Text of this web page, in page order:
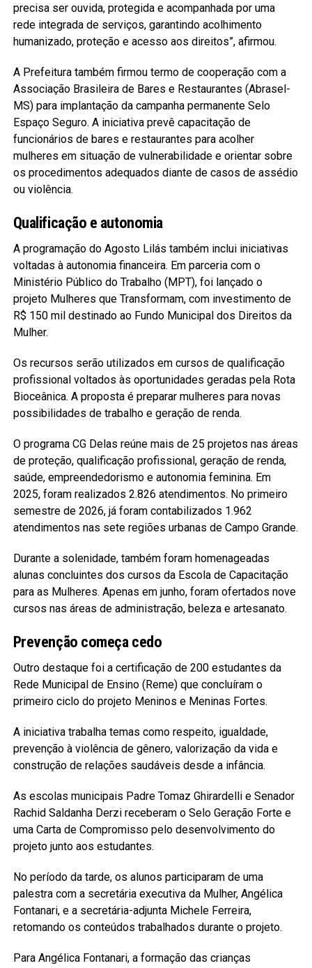
precisa ser ouvida, protegida e acompanhada por uma
rede integrada de serviços, garantindo acolhimento
humanizado, proteção e acesso aos direitos”, afirmou.
A Prefeitura também firmou termo de cooperação com a
Associação Brasileira de Bares e Restaurantes (Abrasel-
MS) para implantação da campanha permanente Selo
Espaço Seguro. A iniciativa prevê capacitação de
funcionários de bares e restaurantes para acolher
mulheres em situação de vulnerabilidade e orientar sobre
os procedimentos adequados diante de casos de assédio
ou violência.
Qualificação e autonomia
A programação do Agosto Lilás também inclui iniciativas
voltadas à autonomia financeira. Em parceria com o
Ministério Público do Trabalho (MPT), foi lançado o
projeto Mulheres que Transformam, com investimento de
R$ 150 mil destinado ao Fundo Municipal dos Direitos da
Mulher.
Os recursos serão utilizados em cursos de qualificação
profissional voltados às oportunidades geradas pela Rota
Bioceânica. A proposta é preparar mulheres para novas
possibilidades de trabalho e geração de renda.
O programa CG Delas reúne mais de 25 projetos nas áreas
de proteção, qualificação profissional, geração de renda,
saúde, empreendedorismo e autonomia feminina. Em
2025, foram realizados 2.826 atendimentos. No primeiro
semestre de 2026, já foram contabilizados 1.962
atendimentos nas sete regiões urbanas de Campo Grande.
Durante a solenidade, também foram homenageadas
alunas concluintes dos cursos da Escola de Capacitação
para as Mulheres. Apenas em junho, foram ofertados nove
cursos nas áreas de administração, beleza e artesanato.
Prevenção começa cedo
Outro destaque foi a certificação de 200 estudantes da
Rede Municipal de Ensino (Reme) que concluíram o
primeiro ciclo do projeto Meninos e Meninas Fortes.
A iniciativa trabalha temas como respeito, igualdade,
prevenção à violência de gênero, valorização da vida e
construção de relações saudáveis desde a infância.
As escolas municipais Padre Tomaz Ghirardelli e Senador
Rachid Saldanha Derzi receberam o Selo Geração Forte e
uma Carta de Compromisso pelo desenvolvimento do
projeto junto aos estudantes.
No período da tarde, os alunos participaram de uma
palestra com a secretária executiva da Mulher, Angélica
Fontanari, e a secretária-adjunta Michele Ferreira,
retomando os conteúdos trabalhados durante o projeto.
Para Angélica Fontanari, a formação das crianças